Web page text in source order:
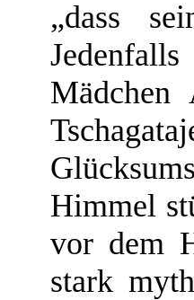
„dass
Himmel
vor dem
stark